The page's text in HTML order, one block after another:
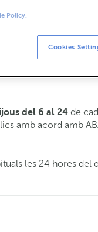
triïs.
del 6 al 24 de
amb acord amb
les 24 hores del
Policy.
Cookies